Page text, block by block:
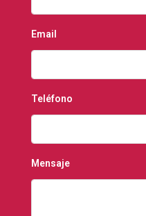
Email
Teléfono
Mensaje